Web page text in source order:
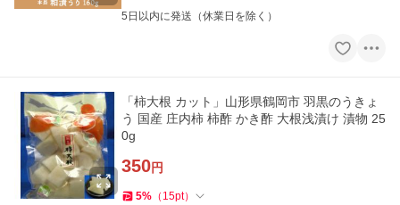
5日以内に発送（休業日を除く）
「柿大根 カット」山形県鶴岡市 羽黒のうきょ
う 国産 庄内柿 柿酢 かき酢 大根浅漬け 漬物 25
0g
350円
5% （ 15pt）